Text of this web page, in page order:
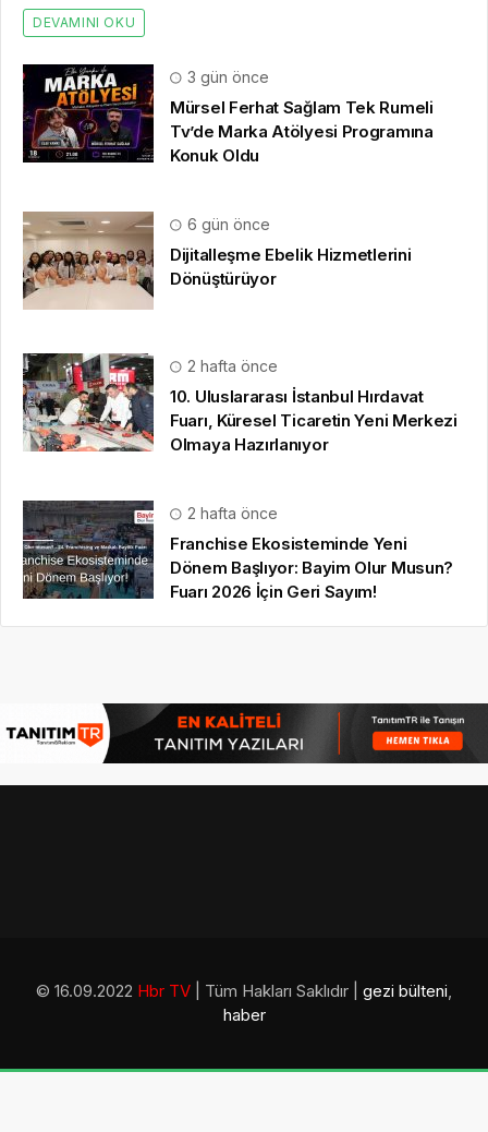
DEVAMINI OKU
3 gün önce
Mürsel Ferhat Sağlam Tek Rumeli
Tv’de Marka Atölyesi Programına
Konuk Oldu
6 gün önce
Dijitalleşme Ebelik Hizmetlerini
Dönüştürüyor
2 hafta önce
10. Uluslararası İstanbul Hırdavat
Fuarı, Küresel Ticaretin Yeni Merkezi
Olmaya Hazırlanıyor
2 hafta önce
Franchise Ekosisteminde Yeni
Dönem Başlıyor: Bayim Olur Musun?
Fuarı 2026 İçin Geri Sayım!
© 16.09.2022 Hbr TV | Tüm Hakları Saklıdır | gezi bülteni,
haber